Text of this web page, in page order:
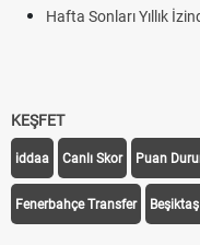
Hafta Sonları Yıllık
KEŞFET
iddaa Canlı Skor Puan
Fenerbahçe Transfer